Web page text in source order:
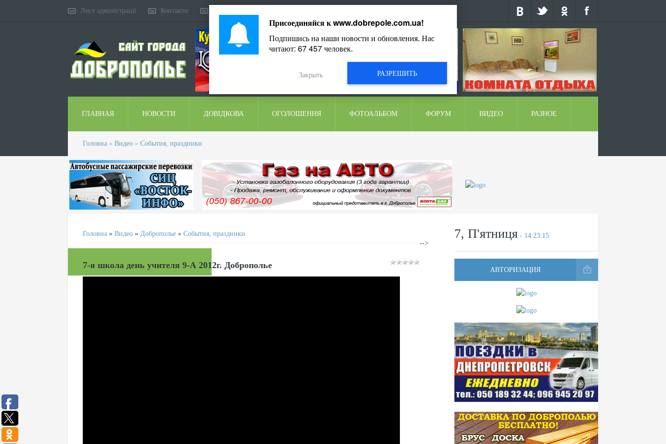
Лист адміністрації Контакти
ГЛАВНАЯ НОВОСТИ ДОВІДКОВА ОГОЛОШЕННЯ ФОТОАЛЬБОМ ФОРУМ ВИДЕО РАЗНОЕ
Головна » Видео » События, праздники
Головна » Видео » Доброполье » События, праздники
7-я школа день учителя 9-А 2012г. Доброполье
7, П'ятниця - 14:23:15
АВТОРИЗАЦИЯ
-->
Присоединяйся кwww.dobrepole.com.ua!
Подпишись на наши новости и обновления. Нас
читают: 67 457человек.
РАЗРЕШИТЬ
Закрыть